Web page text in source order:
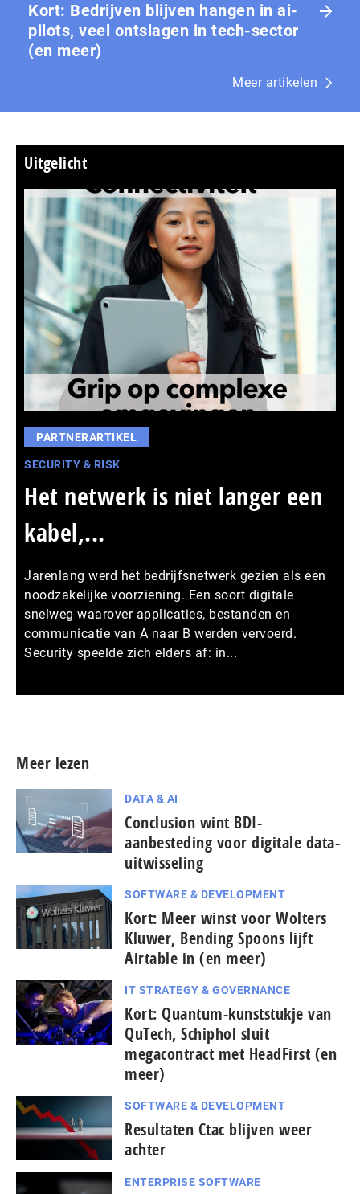
Kort: Bedrijven blijven hangen in ai-
pilots, veel ontslagen in tech-sector
(en meer)
Meer artikelen
Uitgelicht
PARTNERARTIKEL
SECURITY & RISK
Het netwerk is niet langer een
kabel,...
Jarenlang werd het bedrijfsnetwerk gezien als een
noodzakelijke voorziening. Een soort digitale
snelweg waarover applicaties, bestanden en
communicatie van A naar B werden vervoerd.
Security speelde zich elders af: in...
Meer lezen
DATA & AI
Conclusion wint BDI-
aanbesteding voor digitale data-
uitwisseling
SOFTWARE & DEVELOPMENT
Kort: Meer winst voor Wolters
Kluwer, Bending Spoons lijft
Airtable in (en meer)
IT STRATEGY & GOVERNANCE
Kort: Quantum-kunststukje van
QuTech, Schiphol sluit
megacontract met HeadFirst (en
meer)
SOFTWARE & DEVELOPMENT
Resultaten Ctac blijven weer
achter
ENTERPRISE SOFTWARE